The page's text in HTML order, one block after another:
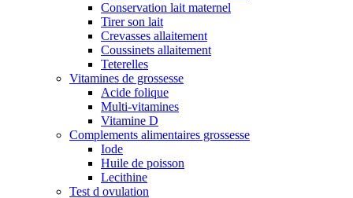
Conservation lait maternel
Tirer son lait
Crevasses allaitement
Coussinets allaitement
Teterelles
Vitamines de grossesse
Acide folique
Multi-vitamines
Vitamine D
Complements alimentaires grossesse
Iode
Huile de poisson
Lecithine
Test d ovulation